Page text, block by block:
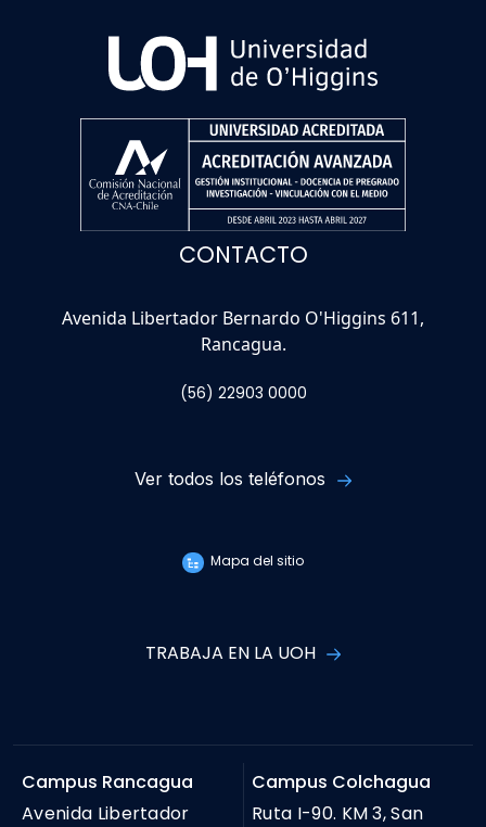
CONTACTO
Avenida Libertador Bernardo O'Higgins 611,
Rancagua.
(56) 22903 0000
Ver todos los teléfonos
Mapa del sitio
TRABAJA EN LA UOH
Campus Rancagua
Avenida Libertador
Campus Colchagua
Ruta I-90. KM 3, San